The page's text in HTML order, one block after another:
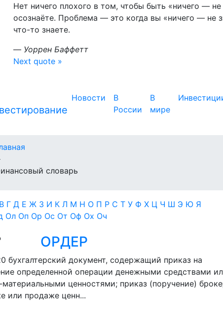
Нет ничего плохого в том, чтобы быть «ничего —
осознаёте. Проблема — это когда вы «ничего — не
что-то знаете.
— Уоррен Баффетт
Next quote »
Новости
В
России
В
мире
словарь
В Г Д Е Ж З И К Л М Н О П Р С Т У Ф Х Ц Ч Ш Э Ю Я
Ол Оп Ор Ос От Оф Ох Оч
ОРДЕР
бухгалтерский документ, содержащий приказ на
определенной операции денежными средствами
ценностями; приказ (поручение)
или продаже ценн...